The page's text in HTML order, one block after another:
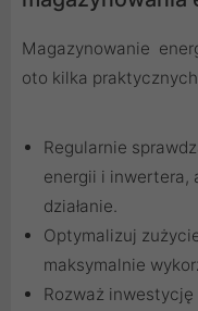
Magazynowanie
oto kilka
Regularnie
energii i inwertera,
działanie.
Optymalizuj
maksymalnie
Rozważ